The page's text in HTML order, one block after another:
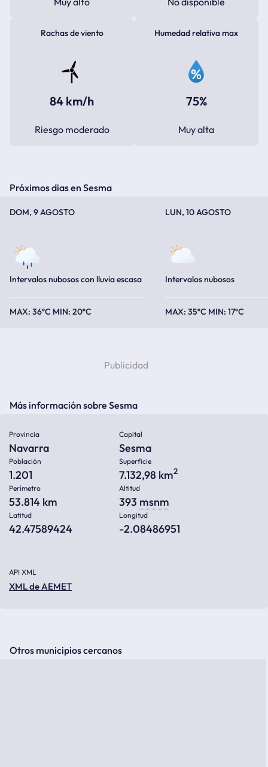
Rachas de viento
84 km/h
Riesgo moderado
Humedad relativa max
75%
Muy alta
Próximos dias en Sesma
DOM, 9 AGOSTO
Intervalos nubosos con lluvia escasa
36ºC 20ºC
LUN, 10 AGOSTO
Intervalos nubosos
35ºC 17ºC
Más información sobre Sesma
Provincia
Navarra
Capital
Sesma
Población
1.201
Superficie
7.132,98 km2
Perímetro
53.814 km
Altitud
393 msnm
Latitud
42.47589424
Longitud
-2.08486951
API XML
XML de AEMET
Otros municipios cercanos